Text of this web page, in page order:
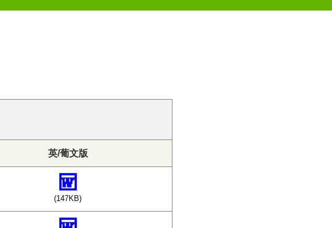
英/葡文版
(147KB)